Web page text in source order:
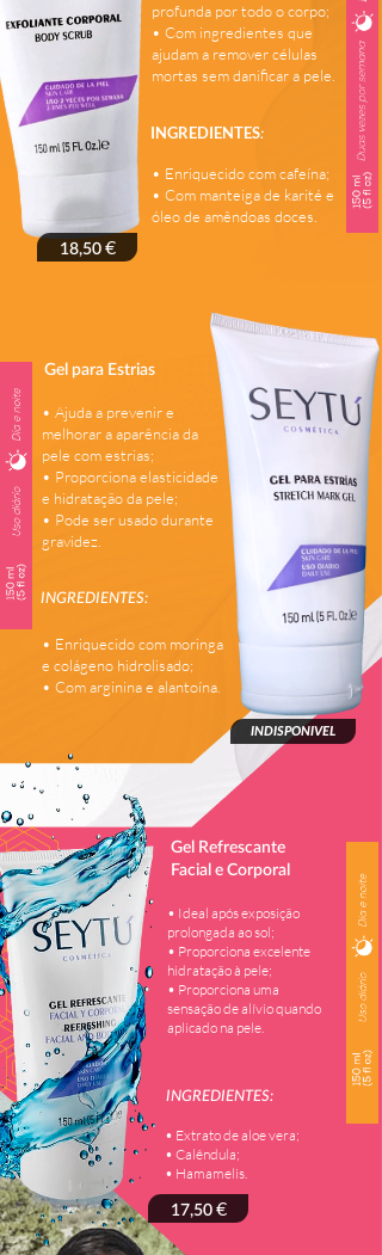
INGREDIENTES:
profunda por todo o corpo;
• Com ingredientes que
ajudam a remover células
mortas sem danificar a pele.
• Enriquecido com cafeína;
• Com manteiga de karité e
óleo de amêndoas doces.
18,50 €
Gel para Estrias
INGREDIENTES:
• Ajuda a prevenir e
melhorar a aparência da
pele com estrias;
• Proporciona elasticidade
e hidratação da pele;
• Pode ser usado durante
gravidez.
• Enriquecido com moringa
e colágeno hidrolisado;
• Com arginina e alantoína.
Gel Refrescante
Facial e Corporal
INGREDIENTES:
• Ideal após exposição
prolongada ao sol;
• Proporciona excelente
hidratação à pele;
• Proporciona uma
sensação de alívio quando
aplicado na pele.
• Extrato de aloe vera;
• Calêndula;
• Hamamelis.
17,50 €
INDISPONIVEL